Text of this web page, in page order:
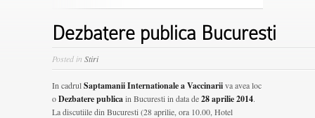
Dezbatere publica Bucuresti
Posted in Stiri
In cadrulSaptamanii Internationale a Vaccinariiva avea loc
oDezbatere publicain Bucuresti in data de28 aprilie 2014.
La discutiile din Bucuresti (28 aprilie, ora 10.00, Hotel